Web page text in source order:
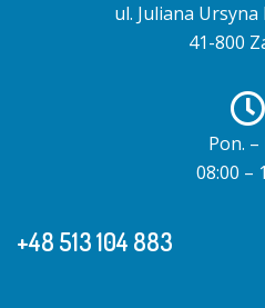
ul. Juliana Ursyna
41-800
Pon. –
08:00 –
+48 513 104 883